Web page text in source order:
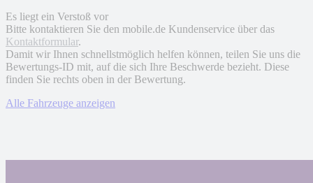
Es liegt ein Verstoß vor
Bitte kontaktieren Sie den mobile.de Kundenservice über das
Kontaktformular.
Damit wir Ihnen schnellstmöglich helfen können, teilen Sie uns die
Bewertungs-ID mit, auf die sich Ihre Beschwerde bezieht. Diese
finden Sie rechts oben in der Bewertung.
Alle Fahrzeuge anzeigen